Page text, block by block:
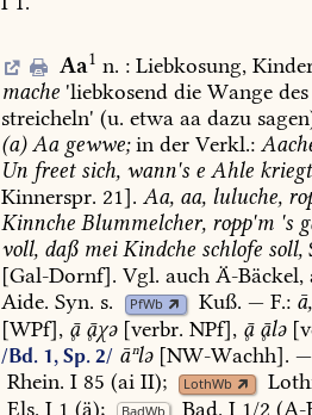
Aa1 n. :Liebkosung,
mache 'liebkosend die Wange des
streicheln' (u. etwa aa dazu
(a)Aagewwe;in der Verkl.:
Un freetsich, wann's e Ahle kriegt
Kinnerspr. 21]. Aa, aa, luluche,
Kinnche Blummelcher, ropp'm 's
voll, daßmeiKindche schlofe soll,
[Gal-Dornf]. Vgl. auch Ä-Bäckel,
Aide. Syn. s. PfWb Kuß. — F.: ā,
[WPf], χə[verbr. NPf], lə
/Bd. 1, Sp. 2/ āⁿlə[NW-Wachh]. —
Rhein. I 85 (ai II); LothWb
Els. I 1 (ä); Bad. I1/2 (A-